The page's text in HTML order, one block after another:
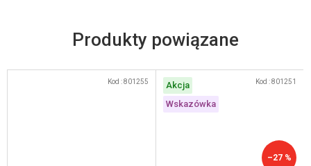
Kod :801255
Akcja
Wskazówka
–27 %
Kod :801251